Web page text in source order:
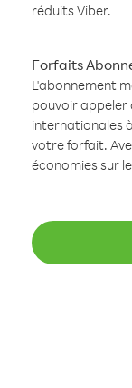
réduits Viber.
Forfaits
L'abonnement
pouvoir appeler
internationales
votre forfait.
économies sur